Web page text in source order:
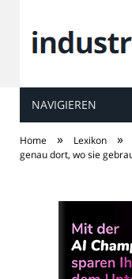
NAVIGIEREN
Home » Lexikon »
genau dort, wo sie